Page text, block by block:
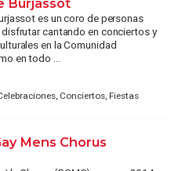
es un coro de personas
cantando en conciertos y
en la Comunidad
en todo ...
Conciertos, Fiestas
Mens Chorus